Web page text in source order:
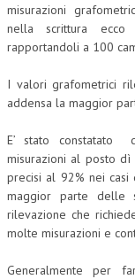
misurazioni
nella scrittura
rapportandoli a 100
I valori grafometrici
addensa la maggior
E’ stato constatato
misurazioni al posto
precisi al 92% nei
maggior parte delle
rilevazione che
molte misurazioni e
Generalmente per